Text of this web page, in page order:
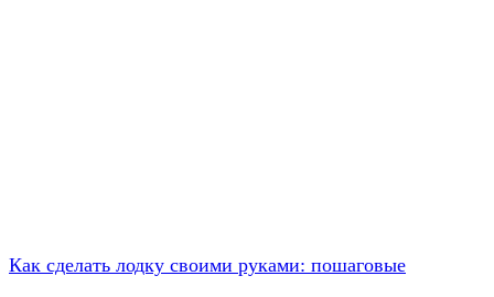
Как сделать лодку своими руками: пошаговые